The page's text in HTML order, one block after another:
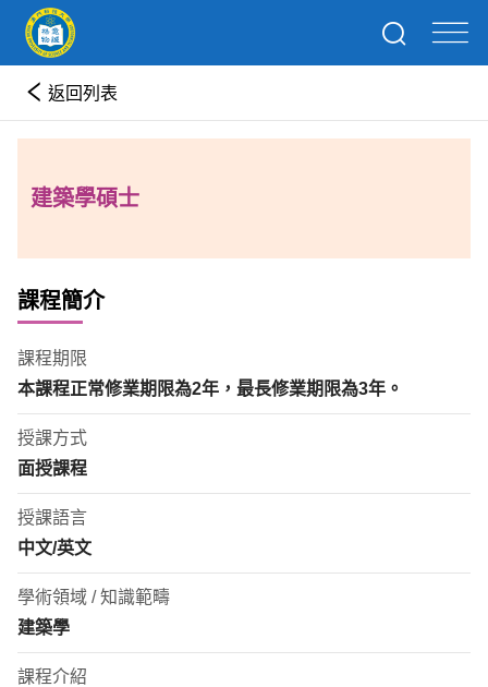
返回列表
建築學碩士
課程簡介
課程期限
本課程正常修業期限為2年 ，最長修業期限為3年。
授課方式
面授課程
授課語言
中文/英文
學術領域 / 知識範疇
建築學
課程介紹